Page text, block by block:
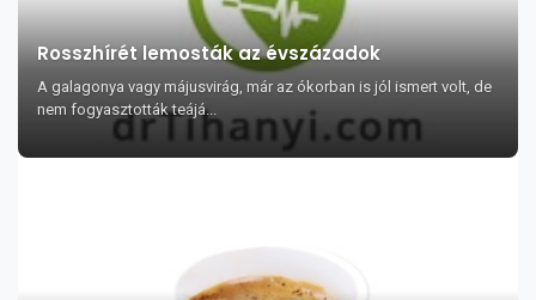
Rosszhírét lemosták az évszázadok
A galagonya vagy májusvirág, már az ókorban is jól ismert volt, de
nem fogyasztották teájá...